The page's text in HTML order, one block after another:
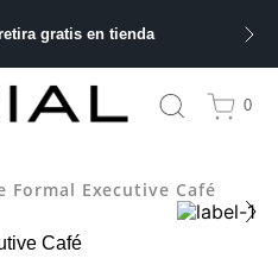
gratis en tienda
0
Formal Executive Café
Café